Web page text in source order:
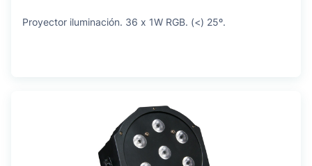
Proyector iluminación. 36 x 1W RGB. (<) 25º.